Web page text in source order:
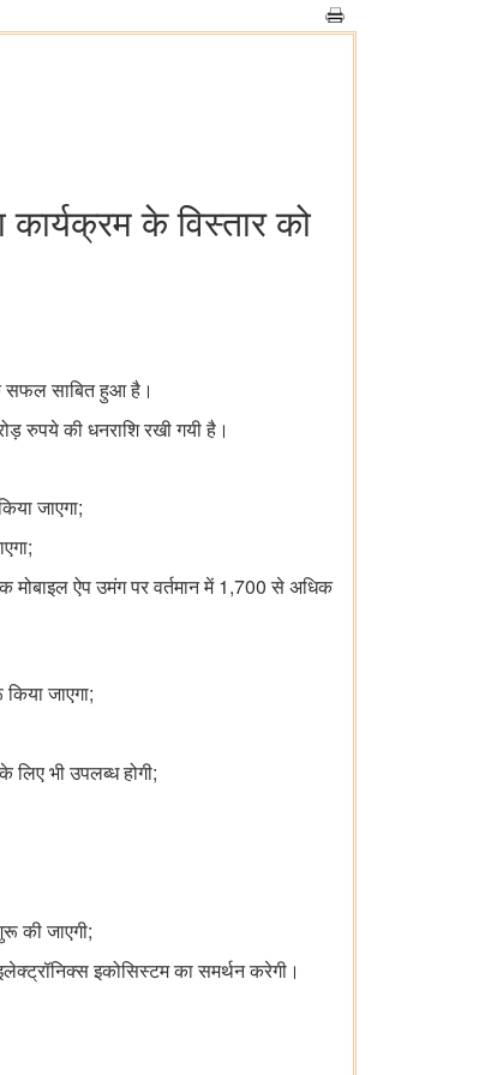
के विस्तार को
सफल साबित हुआ है।
रुपये की धनराशि रखी गयी है।
जाएगा;
;
मोबाइल ऐप उमंग पर वर्तमान में 1,700 से अधिक
जाएगा;
भी उपलब्ध होगी;
की जाएगी;
इकोसिस्टम का समर्थन करेगी।